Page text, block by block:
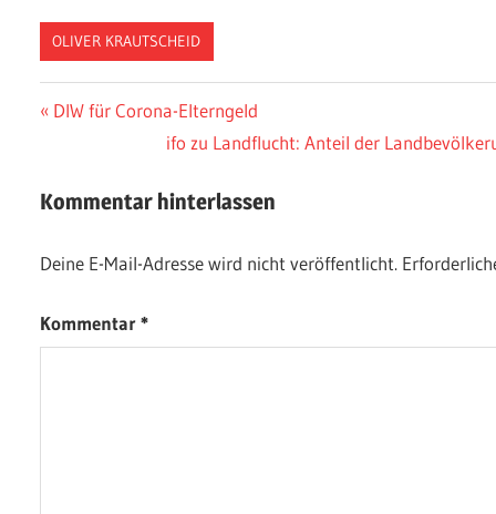
OLIVER KRAUTSCHEID
Beitragsnavigation
Vorheriger
DIW für Corona-Elterngeld
Nächster
ifo zu Landflucht: Anteil der
Kommentar hinterlassen
Deine E-Mail-Adresse wird nicht veröffentlicht.
Kommentar*